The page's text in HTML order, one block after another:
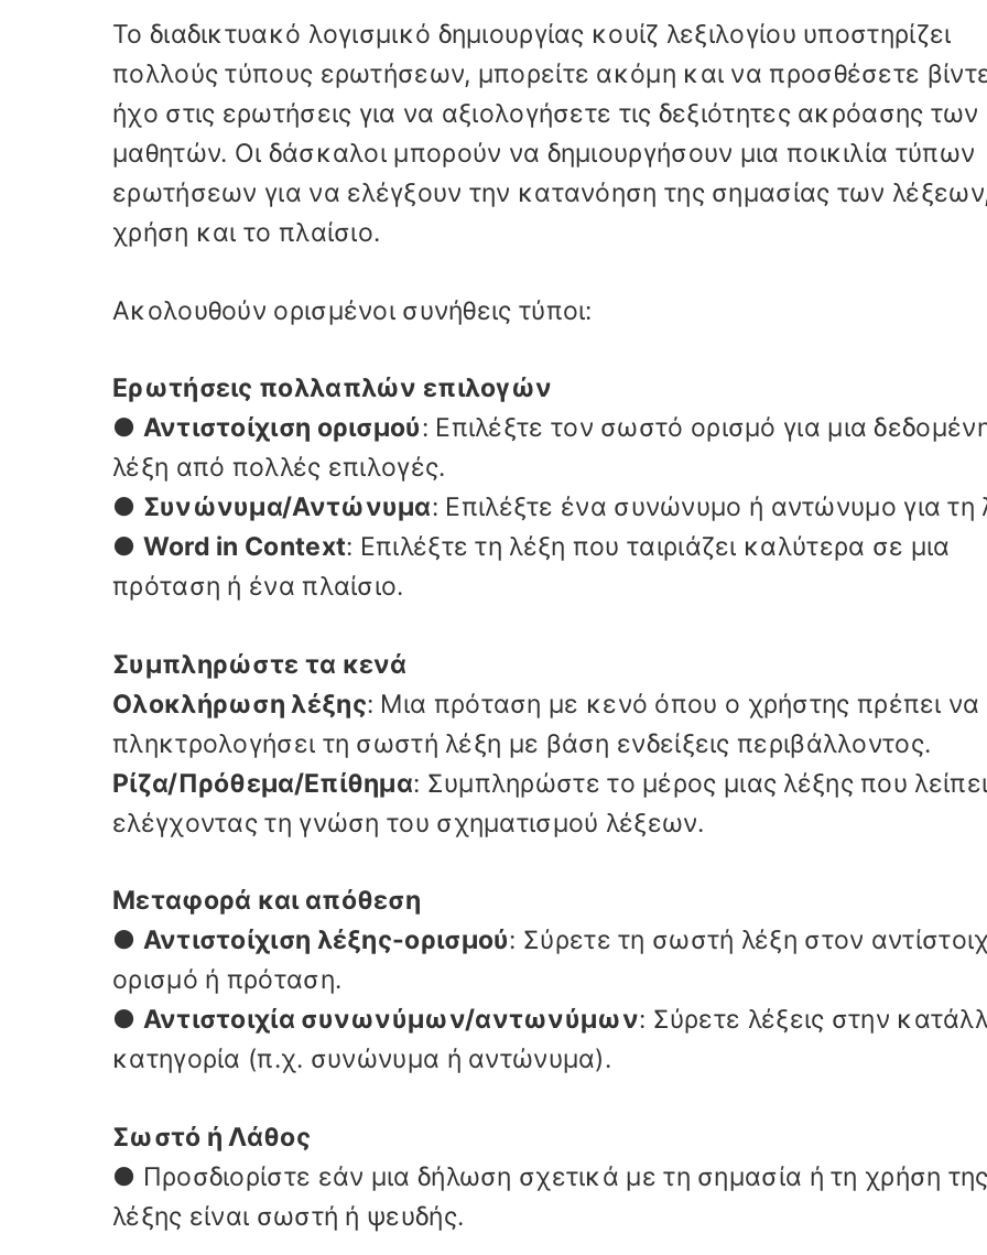
Το διαδικτυακό λογισμικό δημιουργίας κουίζ λεξιλογίου υποστηρίζει
πολλούς τύπους ερωτήσεων, μπορείτε ακόμη και να προσθέσετε
ήχο στις ερωτήσεις για να αξιολογήσετε τις δεξιότητες ακρόασης των
μαθητών. Οι δάσκαλοι μπορούν να δημιουργήσουν μια ποικιλία τύπων
ερωτήσεων για να ελέγξουν την κατανόηση της σημασίας των
χρήση και το πλαίσιο.
Ακολουθούν ορισμένοι συνήθεις τύποι:
Ερωτήσεις πολλαπλών επιλογών
● Αντιστοίχιση ορισμού: Επιλέξτε τον σωστό ορισμό για μια
λέξη από πολλές επιλογές.
● Συνώνυμα/Αντώνυμα: Επιλέξτε ένα συνώνυμο ή αντώνυμο για τη
● Word in Context: Επιλέξτε τη λέξη που ταιριάζει καλύτερα σε μια
πρόταση ή ένα πλαίσιο.
Συμπληρώστε τα κενά
Ολοκλήρωση λέξης: Μια πρόταση με κενό όπου ο χρήστης πρέπει να
πληκτρολογήσει τη σωστή λέξη με βάση ενδείξεις περιβάλλοντος.
Ρίζα/Πρόθεμα/Επίθημα: Συμπληρώστε το μέρος μιας λέξης που
ελέγχοντας τη γνώση του σχηματισμού λέξεων.
Μεταφορά και απόθεση
● Αντιστοίχιση λέξης-ορισμού: Σύρετε τη σωστή λέξη στον
ορισμό ή πρόταση.
● Αντιστοιχία συνωνύμων/αντωνύμων: Σύρετε λέξεις στην
κατηγορία (π.χ. συνώνυμα ή αντώνυμα).
Σωστό ή Λάθος
● Προσδιορίστε εάν μια δήλωση σχετικά με τη σημασία ή τη χρήση της
λέξης είναι σωστή ή ψευδής.